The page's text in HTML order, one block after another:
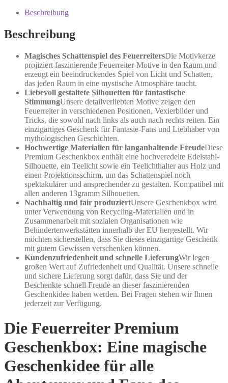
Beschreibung
Beschreibung
Magisches Schattenspiel des FeuerreitersDie Motivkerze
projiziert faszinierende Feuerreiter-Motive in den Raum und
erzeugt ein beeindruckendes Spiel von Licht und Schatten,
das jeden Raum in eine mystische Atmosphäre taucht.
Liebevoll gestaltete Silhouetten für fantastische
StimmungUnsere detailverliebten Motive zeigen den
Feuerreiter in verschiedenen Positionen, Vexierbilder und
Tricks, die sowohl nach links als auch nach rechts reiten. Ein
einzigartiges Geschenk für Fantasie-Fans und Liebhaber von
mythologischen Geschichten.
Hochwertige Materialien für langanhaltende FreudeDiese
Premium Geschenkbox enthält eine hochveredelte Edelstahl-
Silhouette, ein Teelicht sowie ein Teelichthalter aus Holz und
einen Projektionsschirm, um das Schattenspiel noch
spektakulärer und ansprechender zu gestalten. Kompatibel mit
allen anderen 13gramm Silhouetten.
Nachhaltig und fair produziertUnsere Geschenkbox wird
unter Verwendung von Recycling-Materialien und in
Zusammenarbeit mit sozialen Organisationen wie
Behindertenwerkstätten innerhalb der EU hergestellt. Wir
möchten sicherstellen, dass Sie dieses einzigartige Geschenk
mit gutem Gewissen verschenken können.
Kundenzufriedenheit und schnelle LieferungWir legen
großen Wert auf Zufriedenheit und Qualität. Unsere schnelle
und sichere Lieferung sorgt dafür, dass Sie und der
Beschenkte schnell Freude an dieser faszinierenden
Geschenkidee haben werden. Bei Fragen stehen wir Ihnen
jederzeit zur Verfügung.
Die Feuerreiter Premium
Geschenkbox: Eine magische
Geschenkidee für alle